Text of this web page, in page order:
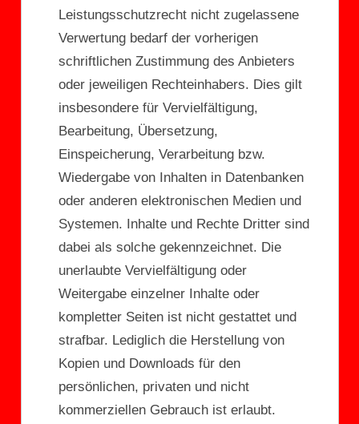
Leistungsschutzrecht nicht zugelassene
Verwertung bedarf der vorherigen
schriftlichen Zustimmung des Anbieters
oder jeweiligen Rechteinhabers. Dies gilt
insbesondere für Vervielfältigung,
Bearbeitung, Übersetzung,
Einspeicherung, Verarbeitung bzw.
Wiedergabe von Inhalten in Datenbanken
oder anderen elektronischen Medien und
Systemen. Inhalte und Rechte Dritter sind
dabei als solche gekennzeichnet. Die
unerlaubte Vervielfältigung oder
Weitergabe einzelner Inhalte oder
kompletter Seiten ist nicht gestattet und
strafbar. Lediglich die Herstellung von
Kopien und Downloads für den
persönlichen, privaten und nicht
kommerziellen Gebrauch ist erlaubt.